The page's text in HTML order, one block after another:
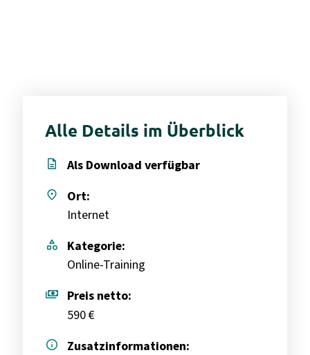
Alle Details im Überblick
description
Als Download verfügbar
place
Ort:
Internet
category
Kategorie:
Online-Training
payments Preis netto:
590 €
info
Zusatzinformationen: